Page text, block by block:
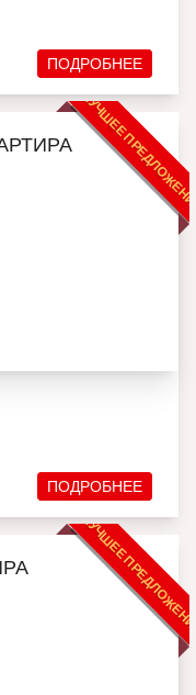
ПОДРОБНЕЕ
ЛУЧШЕЕ
ПОДРОБНЕЕ
ЛУЧШЕЕ